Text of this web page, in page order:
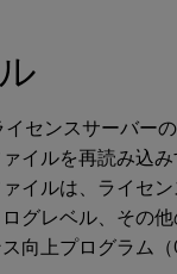
センスサーバー
イルを再読み込
イルは、ライセ
グレベル、その
向上プログラム